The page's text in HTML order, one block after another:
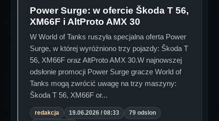
Power Surge: w ofercie Škoda T 56,
XM66F i AltProto AMX 30
W World of Tanks ruszyła specjalna oferta Power
Surge, w której wyróżniono trzy pojazdy: Škoda T
56, XM66F oraz AltProto AMX 30.W najnowszej
odsłonie promocji Power Surge gracze World of
Tanks mogą zwrócić uwagę na trzy maszyny:
Škoda T 56, XM66F or...
redakcja 19.06.2026 / 08:33
79 odslon